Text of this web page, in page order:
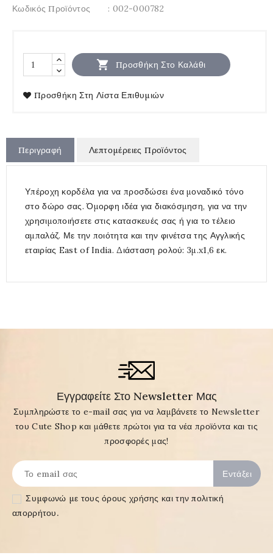
Κωδικός Προϊόντος
: 002-000782
 Προσθήκη Στο Καλάθι
Προσθήκη Στη Λίστα Επιθυμιών
Περιγραφή Λεπτομέρειες Προϊόντος
Υπέροχη κορδέλα για να προσδώσει ένα μοναδικό τόνο
στο δώρο σας. Όμορφη ιδέα για διακόσμηση, για να την
χρησιμοποιήσετε στις κατασκευές σας ή για το τέλειο
αμπαλάζ. Με την ποιότητα και την φινέτσα της Αγγλικής
εταιρίας East of India. Διάσταση ρολού: 3μ.x1,6 εκ.
Εγγραφείτε Στο Newsletter Μας
Συμπληρώστε το e-mail σας για να λαμβάνετε το Newsletter
του Cute Shop και μάθετε πρώτοι για τα νέα προϊόντα και τις
προσφορές μας!
Συμφωνώ με τουςόρους χρήσης και την πολιτική
απορρήτου.